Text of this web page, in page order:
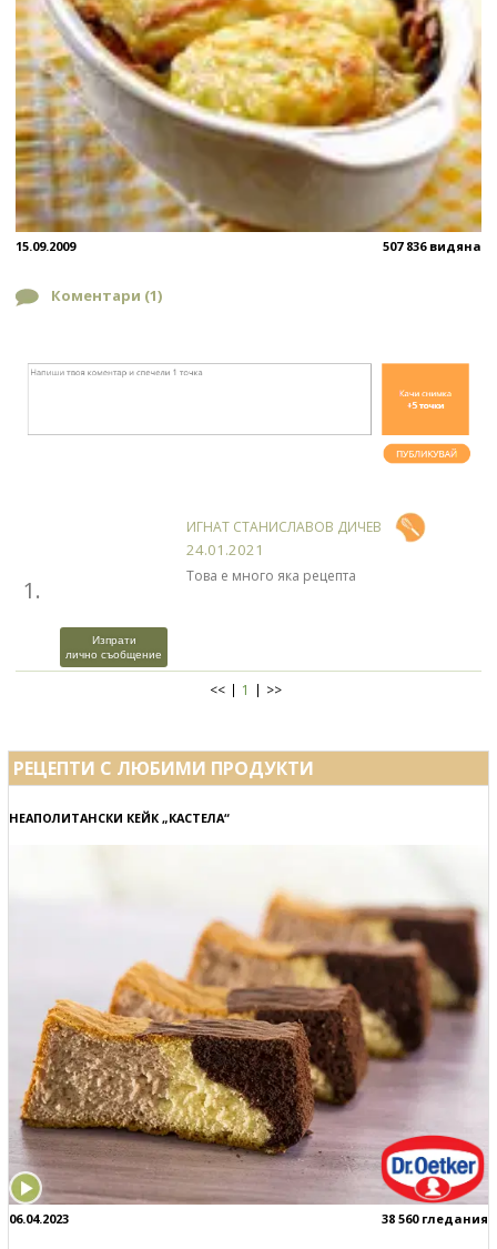
15.09.2009 507 836 видяна
Коментари (1)
1.
Изпрати
лично съобщение
ИГНАТ СТАНИСЛАВОВ ДИЧЕВ
24.01.2021
Това е много яка рецепта
<< 1 >>
РЕЦЕПТИ С ЛЮБИМИ ПРОДУКТИ
НЕАПОЛИТАНСКИ КЕЙК „КАСТЕЛА“
06.04.2023 38 560 гледания